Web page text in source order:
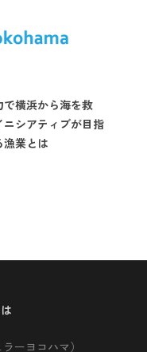
で横浜から海を救
ニシアティブが目指
漁業とは
ーヨコハマ）